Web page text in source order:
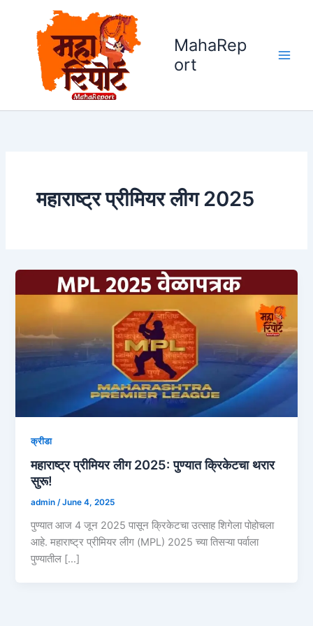
MahaRep
ort
महाराष्ट्र प्रीमियर लीग 2025
क्रीडा
महाराष्ट्र प्रीमियर लीग 2025: पुण्यात क्रिकेटचा थरार
सुरू!
admin/June 4, 2025
पुण्यात आज 4 जून 2025 पासून क्रिकेटचा उत्साह शिगेला पोहोचला
आहे. महाराष्ट्र प्रीमियर लीग (MPL) 2025 च्या तिसऱ्या पर्वाला
पुण्यातील […]